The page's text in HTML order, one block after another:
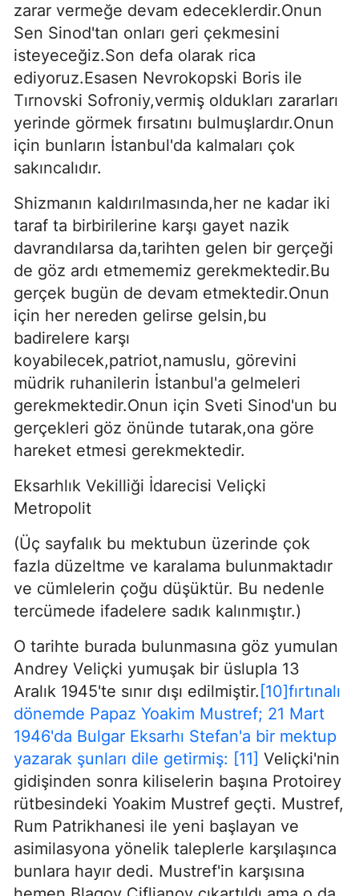
zarar vermeğe devam edeceklerdir.Onun
Sen Sinod'tan onları geri çekmesini
isteyeceğiz.Son defa olarak rica
ediyoruz.Esasen Nevrokopski Boris ile
Tırnovski Sofroniy,vermiş oldukları zararları
yerinde görmek fırsatını bulmuşlar­dır.Onun
için bunların İstanbul'da kalmaları çok
sakıncalıdır.
Shizmanın kaldırılmasında,her ne kadar iki
taraf ta birbirilerine karşı gayet nazik
davrandılarsa da,tarihten gelen bir gerçeği
de göz ardı etmememiz gerekmektedir.Bu
gerçek bugün de devam etmektedir.Onun
için her nereden gelirse gelsin,bu
badirelere karşı
koyabilecek,patriot,namuslu, göre­vini
müdrik ruhanilerin İstanbul'a gelmeleri
gerekmektedir.Onun için Sveti Sinod'un bu
gerçekleri göz önünde tutarak,ona göre
hareket etmesi gerek­mektedir.
Eksarhlık Vekilliği İdarecisi Veliçki
Metropolit
(Üç sayfalık bu mektubun üzerinde çok
fazla düzeltme ve karalama bulunmaktadır
ve cümlelerin çoğu düşüktür. Bu nedenle
tercümede ifadelere sadık kalınmıştır.)
O tarihte burada bulunmasına göz yumulan
Andrey Veliçki yumuşak bir üslupla 13
Aralık 1945'te sınır dışı edilmiştir. [10]fırtınalı
dönemde Papaz Yoakim Mustref; 21 Mart
1946'da Bulgar Eksarhı Stefan'a bir mektup
yazarak şunları dile getirmiş: [11] Veliçki'nin
gidişinden sonra kiliselerin başına Protoirey
rütbesindeki Yoakim Mustref geçti. Mustref,
Rum Patrikhanesi ile yeni başlayan ve
asimilasyona yönelik taleplerle karşılaşınca
bunlara hayır dedi. Mustref'in karşısına